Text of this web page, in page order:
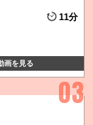
11分
画を見る